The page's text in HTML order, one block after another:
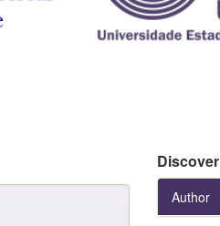
Discover
Author